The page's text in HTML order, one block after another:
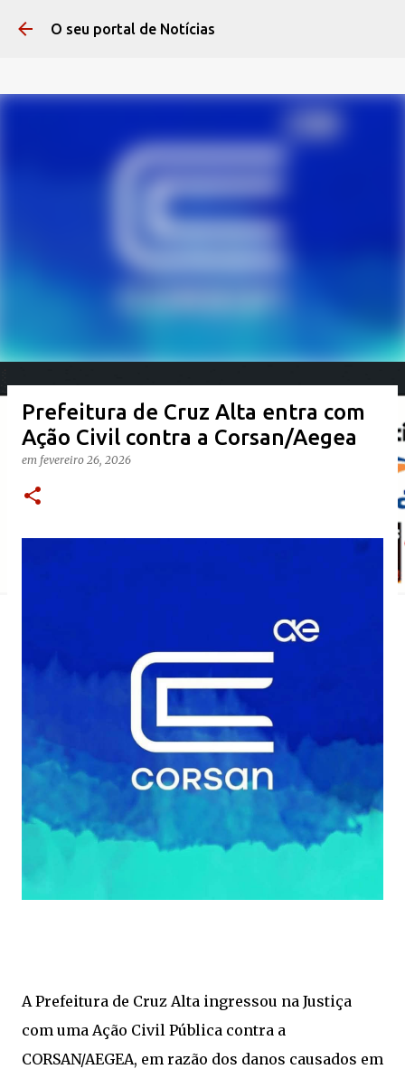
O seu portal de Notícias
​Prefeitura de Cruz Alta entra com
Ação Civil contra a Corsan/Aegea
em fevereiro 26, 2026
A Prefeitura de Cruz Alta ingressou na Justiça
com uma Ação Civil Pública contra a
CORSAN/AEGEA, em razão dos danos causados em